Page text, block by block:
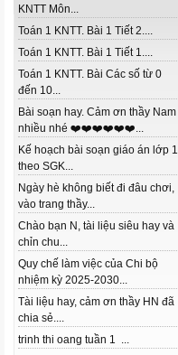
KNTT Môn...
Toán 1 KNTT. Bài 1 Tiết 2....
Toán 1 KNTT. Bài 1 Tiết 1....
Toán 1 KNTT. Bài Các số từ 0
đến 10...
Bài soạn hay. Cảm ơn thầy Nam
nhiều nhé ❤️❤️❤️❤️❤️❤️...
Kế hoạch bài soạn giáo án lớp 1
theo SGK...
Ngày hè không biết đi đâu chơi,
vào trang thầy...
Chào bạn N, tài liệu siêu hay và
chỉn chu...
Quy chế làm việc của Chi bộ
nhiệm kỳ 2025-2030...
Tài liệu hay, cảm ơn thầy HN đã
chia sẻ....
trinh thi oang tuần 1 ...